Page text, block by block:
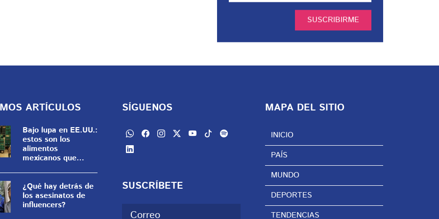
SUSCRIBIRME
ARTÍCULOS
Bajo lupa en EE.UU.:
estos son los
alimentos
mexicanos que
retiros o
restricciones
¿Qué hay detrás de
los asesinatos de
influencers?
SÍGUENOS
SUSCRÍBETE
MAPA DEL SITIO
INICIO
PAÍS
MUNDO
DEPORTES
TENDENCIAS